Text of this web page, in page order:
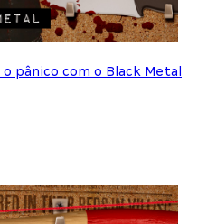
pânico com o Black Metal